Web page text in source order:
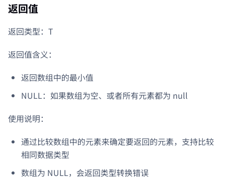
返回值
返回类型：T
返回值含义：
返回数组中的最小值
NULL：如果数组为空、或者所有元素都为 null
使用说明：
通过比较数组中的元素来确定要返回的元素，支持比较
相同数据类型
数组为 NULL，会返回类型转换错误